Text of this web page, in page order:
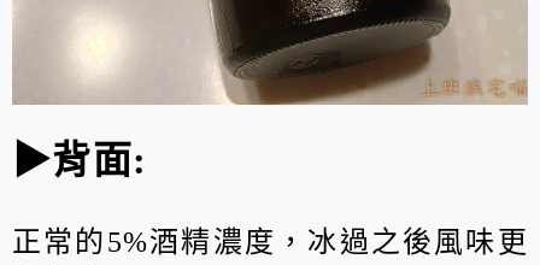
▶背面:
正常的5%酒精濃度，冰過之後風味更